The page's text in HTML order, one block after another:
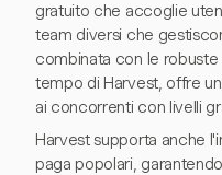
gratuito che accoglie
team diversi che
combinata con le
tempo di Harvest, offre
ai concorrenti con livelli
Harvest supporta anche
paga popolari,